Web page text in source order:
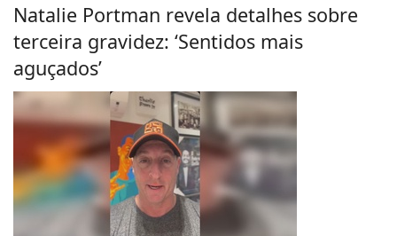
Natalie Portman revela detalhes sobre
terceira gravidez: ‘Sentidos mais
aguçados’